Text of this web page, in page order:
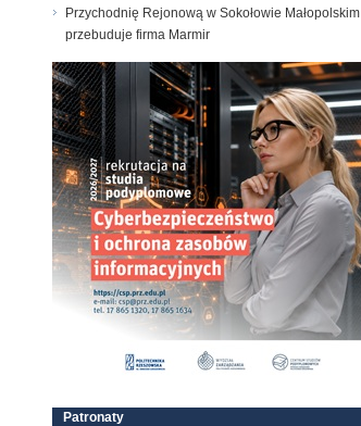
Przychodnię Rejonową w Sokołowie Małopolskim
przebuduje firma Marmir
Patronaty